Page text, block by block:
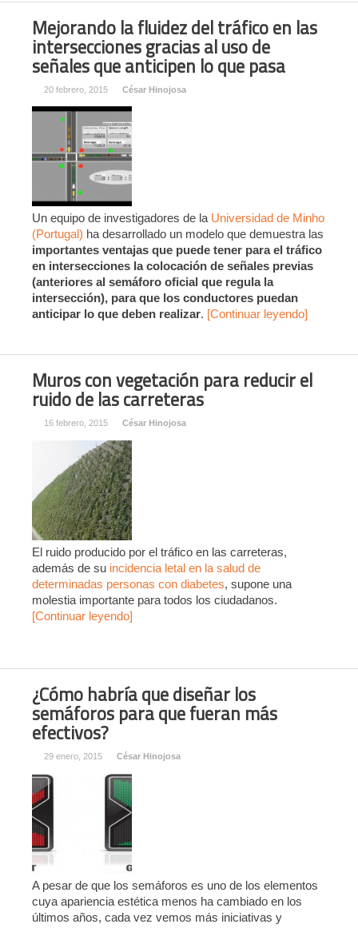
Mejorando la fluidez del tráfico en las
intersecciones gracias al uso de
señales que anticipen lo que pasa
20 febrero, 2015 César Hinojosa
Un equipo de investigadores de la Universidad de Minho
(Portugal) ha desarrollado un modelo que demuestra las
importantes ventajas que puede tener para el tráfico
en intersecciones la colocación de señales previas
(anteriores al semáforo oficial que regula la
intersección), para que los conductores puedan
anticipar lo que deben realizar. [Continuar leyendo]
Muros con vegetación para reducir el
ruido de las carreteras
16 febrero, 2015 César Hinojosa
El ruido producido por el tráfico en las carreteras,
además de su incidencia letal en la salud de
determinadas personas con diabetes, supone una
molestia importante para todos los ciudadanos.
[Continuar leyendo]
¿Cómo habría que diseñar los
semáforos para que fueran más
efectivos?
29 enero, 2015 César Hinojosa
A pesar de que los semáforos es uno de los elementos
cuya apariencia estética menos ha cambiado en los
últimos años, cada vez vemos más iniciativas y